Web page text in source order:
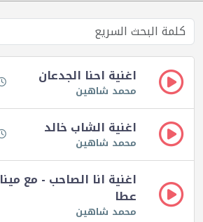
اغنية احنا الجدعان
محمد شاهين
اغنية الشاب خالد
محمد شاهين
اغنية انا الصاحب - مع مينا
عطا
محمد شاهين